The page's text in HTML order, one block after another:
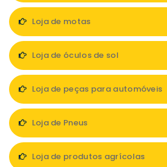
Loja de motas
Loja de óculos de sol
Loja de peças para automóveis
Loja de Pneus
Loja de produtos agrícolas